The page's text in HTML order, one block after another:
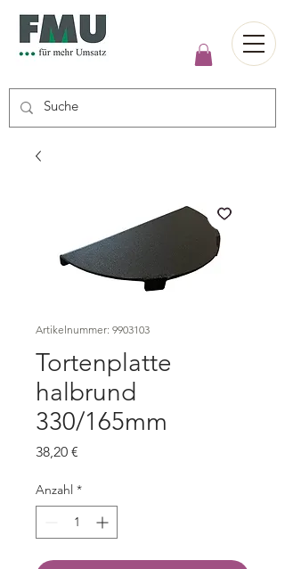
Artikelnummer: 9903103
Tortenplatte
halbrund
330/165mm
38,20 €
Anzahl *